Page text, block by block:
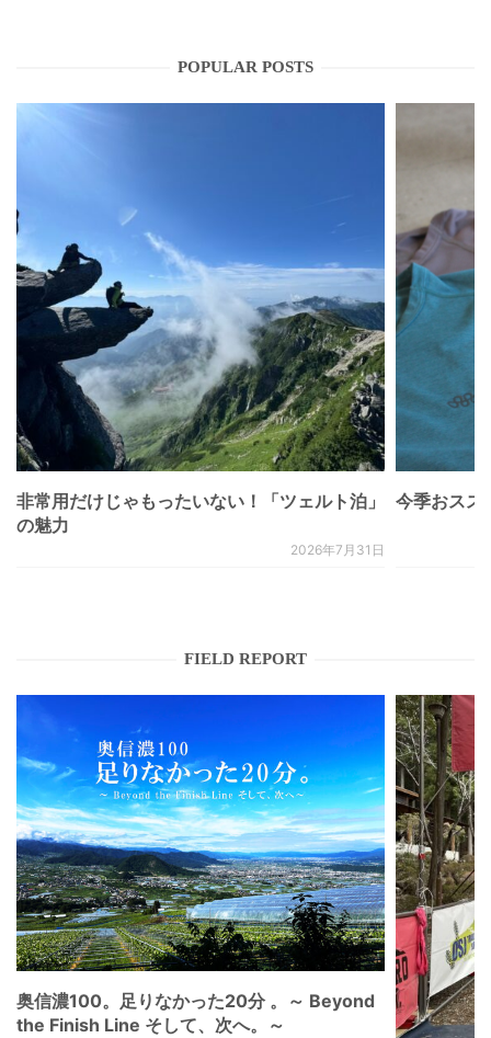
POPULAR POSTS
非常用だけじゃもったいない！「ツェルト泊」
の魅力
2026年7月31日
今季おスス
FIELD REPORT
奥信濃100。足りなかった20分 。～ Beyond
the Finish Line そして、次へ。～